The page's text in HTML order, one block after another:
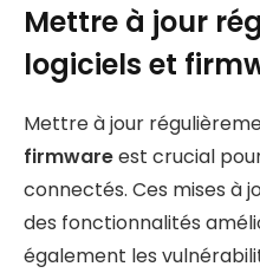
Mettre à jour
logiciels et
Mettre à jour
firmwareest crucial
connectés. Ces mises à
des fonctionnalités
également les